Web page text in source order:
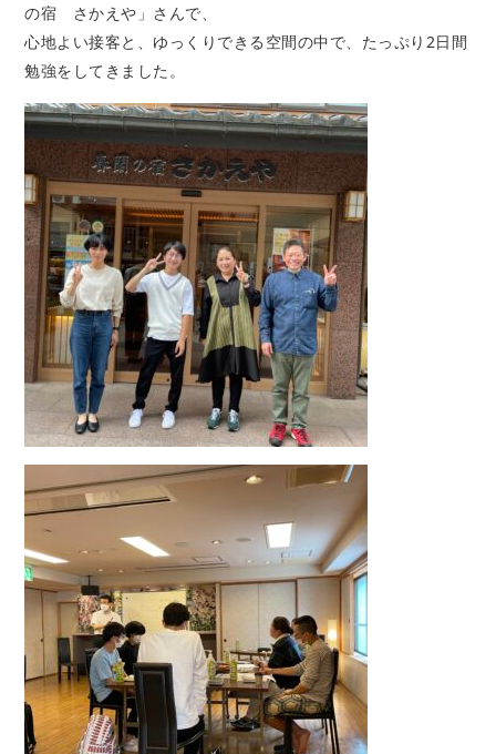
の宿 さかえや」さんで、
心地よい接客と、ゆっくりできる空間の中で、たっぷり2日間
勉強をしてきました。